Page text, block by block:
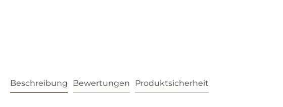
Beschreibung Bewertungen Produktsicherheit